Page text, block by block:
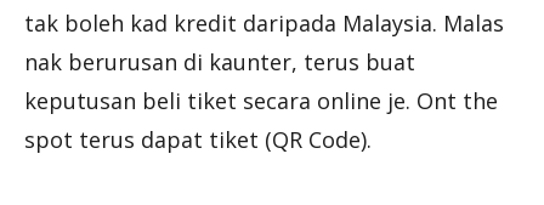
tak boleh kad kredit daripada Malaysia. Malas
nak berurusan di kaunter, terus buat
keputusan beli tiket secara online je. Ont the
spot terus dapat tiket (QR Code).